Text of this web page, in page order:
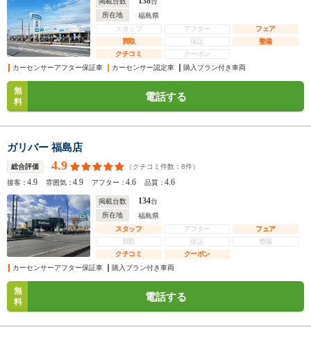
所在地
福島県
スタッフ
アフター
フェア
買取
保証
整備
クチコミ
クーポン
カーセンサーアフター保証車
カーセンサー認定車 購入プラン付き車両
無
料
電話する
ガリバー 福島店
総合評価 4.9 （クチコミ件数： 8件）
接客：4.9 雰囲気：4.9 アフター：4.6 品質：4.6
掲載台数 134台
所在地
福島県
スタッフ
アフター
フェア
買取
保証
整備
クチコミ
クーポン
カーセンサーアフター保証車
購入プラン付き車両
無
料
電話する